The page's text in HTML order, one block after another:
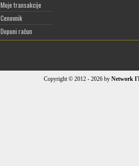
Moje transakcije
Cenovnik
Dopuni račun
Copyright © 2012 - 2026 by Network